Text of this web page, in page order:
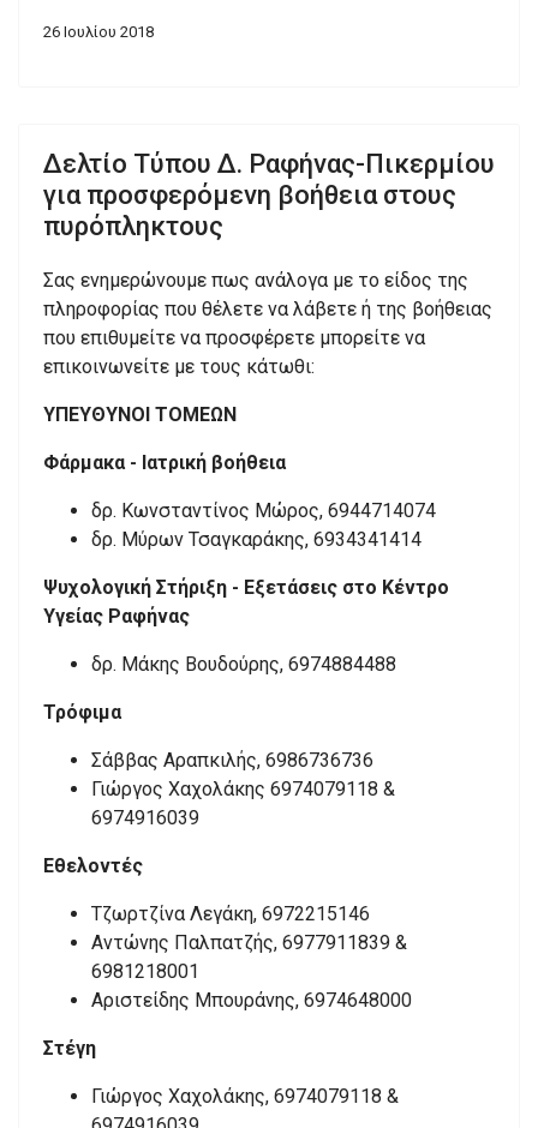
26 Ιουλίου 2018
Δελτίο Τύπου Δ. Ραφήνας-Πικερμίου
για προσφερόμενη βοήθεια στους
πυρόπληκτους
Σας ενημερώνουμε πως ανάλογα με το είδος της
πληροφορίας που θέλετε να λάβετε ή της βοήθειας
που επιθυμείτε να προσφέρετε μπορείτε να
επικοινωνείτε με τους κάτωθι:
ΥΠΕΥΘΥΝΟΙ ΤΟΜΕΩΝ
Φάρμακα - Ιατρική βοήθεια
δρ. Κωνσταντίνος Μώρος, 6944714074
δρ. Μύρων Τσαγκαράκης, 6934341414
Ψυχολογική Στήριξη - Εξετάσεις στο Κέντρο
Υγείας Ραφήνας
δρ. Μάκης Βουδούρης, 6974884488
Τρόφιμα
Σάββας Αραπκιλής, 6986736736
Γιώργος Χαχολάκης 6974079118 &
6974916039
Εθελοντές
Τζωρτζίνα Λεγάκη, 6972215146
Αντώνης Παλπατζής, 6977911839 &
6981218001
Αριστείδης Μπουράνης, 6974648000
Στέγη
Γιώργος Χαχολάκης, 6974079118 &